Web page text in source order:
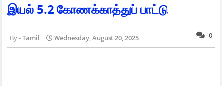
இயல் 5.2 கோணக்காத்துப் பாட்டு
0
Tamil Wednesday, August 20, 2025